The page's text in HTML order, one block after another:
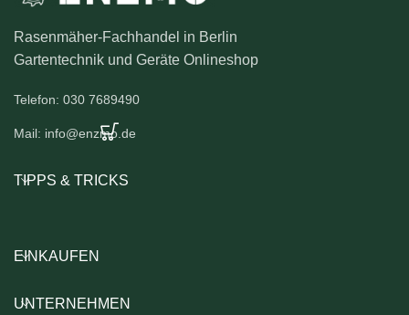
Rasenmäher-Fachhandel in Berlin
Gartentechnik und Geräte Onlineshop
Telefon: 030 7689490
Mail: info@enzmo.de
TIPPS & TRICKS
EINKAUFEN
UNTERNEHMEN